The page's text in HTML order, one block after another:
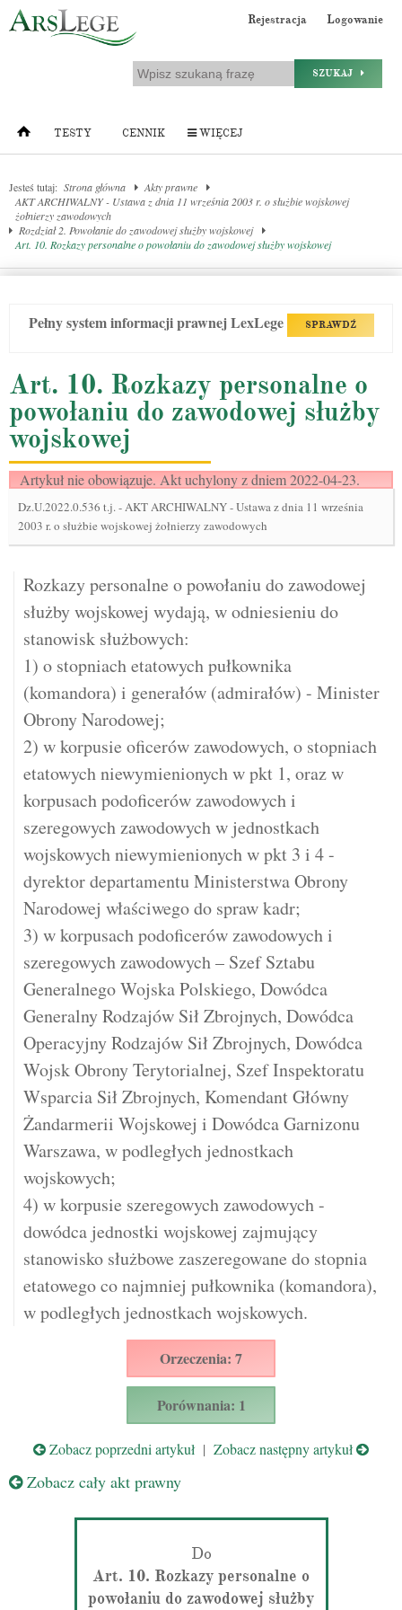
Rejestracja Logowanie
SZUKAJ
TESTY CENNIK WIĘCEJ
Jesteś tutaj: Strona główna
Akty prawne
AKT ARCHIWALNY - Ustawa z dnia 11 września 2003 r. o służbie wojskowej
żołnierzy zawodowych
Rozdział 2. Powołanie do zawodowej służby wojskowej
Art. 10. Rozkazy personalne o powołaniu do zawodowej służby wojskowej
Pełny system informacji prawnej LexLege SPRAWDŹ
Art. 10. Rozkazy personalne o
powołaniu do zawodowej służby
wojskowej
Artykuł nie obowiązuje. Akt uchylony z dniem 2022-04-23.
Dz.U.2022.0.536 t.j.-AKT ARCHIWALNY - Ustawa z dnia 11 września
2003 r. o służbie wojskowej żołnierzy zawodowych
Rozkazy personalne o powołaniu do zawodowej
służby wojskowej wydają, w odniesieniu do
stanowisk służbowych:
1) o stopniach etatowych pułkownika
(komandora) i generałów (admirałów) - Minister
Obrony Narodowej;
2) w korpusie oficerów zawodowych, o stopniach
etatowych niewymienionych w pkt 1, oraz w
korpusach podoficerów zawodowych i
szeregowych zawodowych w jednostkach
wojskowych niewymienionych w pkt 3 i 4 -
dyrektor departamentu Ministerstwa Obrony
Narodowej właściwego do spraw kadr;
3) w korpusach podoficerów zawodowych i
szeregowych zawodowych – Szef Sztabu
Generalnego Wojska Polskiego, Dowódca
Generalny Rodzajów Sił Zbrojnych, Dowódca
Operacyjny Rodzajów Sił Zbrojnych, Dowódca
Wojsk Obrony Terytorialnej, Szef Inspektoratu
Wsparcia Sił Zbrojnych, Komendant Główny
Żandarmerii Wojskowej i Dowódca Garnizonu
Warszawa, w podległych jednostkach
wojskowych;
4) w korpusie szeregowych zawodowych -
dowódca jednostki wojskowej zajmujący
stanowisko służbowe zaszeregowane do stopnia
etatowego co najmniej pułkownika (komandora),
w podległych jednostkach wojskowych.
Orzeczenia: 7
Porównania: 1
Zobacz poprzedni artykuł | Zobacz następny artykuł
Zobacz cały akt prawny
Do
Art. 10. Rozkazy personalne o
powołaniu do zawodowej służby